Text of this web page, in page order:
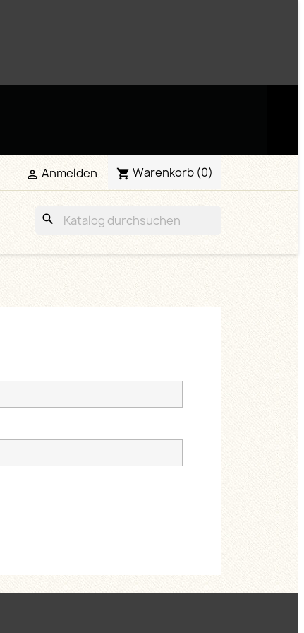
 Anmelden  Warenkorb (0)
search